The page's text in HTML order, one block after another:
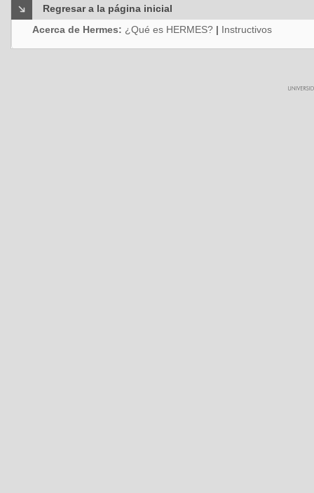
Regresar a la página inicial
Acerca de Hermes: ¿Qué es HERMES? | Instructivos